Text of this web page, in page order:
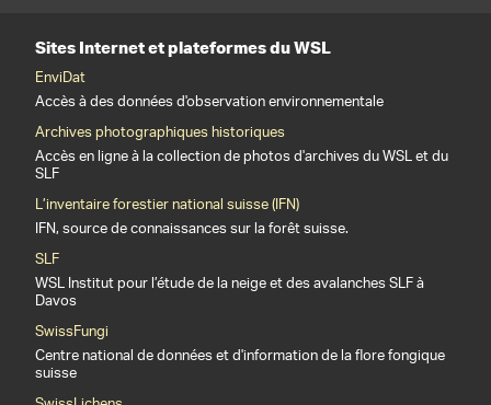
Sites Internet et plateformes du WSL
EnviDat
Accès à des données d'observation environnementale
Archives photographiques historiques
Accès en ligne à la collection de photos d'archives du WSL et du
SLF
L’inventaire forestier national suisse (IFN)
IFN, source de connaissances sur la forêt suisse.
SLF
WSL Institut pour l’étude de la neige et des avalanches SLF à
Davos
SwissFungi
Centre national de données et d'information de la flore fongique
suisse